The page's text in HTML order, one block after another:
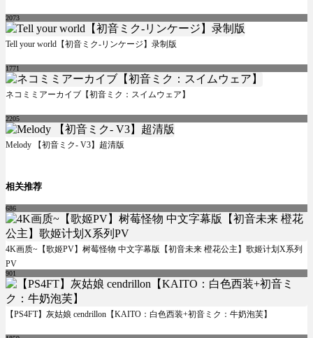
2073
Tell your world【初音ミク-リンケージ】录制版
1771
ネコミミアーカイブ【初音ミク：スイムウェア】
2205
Melody 【初音ミク- V3】超清版
相关推荐
686
4K画质~【歌姬PV】树莓怪物 中文字幕版【初音未来 橙花公主】歌姬计划X系列
PV
901
【PS4FT】灰姑娘 cendrillon【KAITO：白色西装+初音ミク：牛奶泡芙】